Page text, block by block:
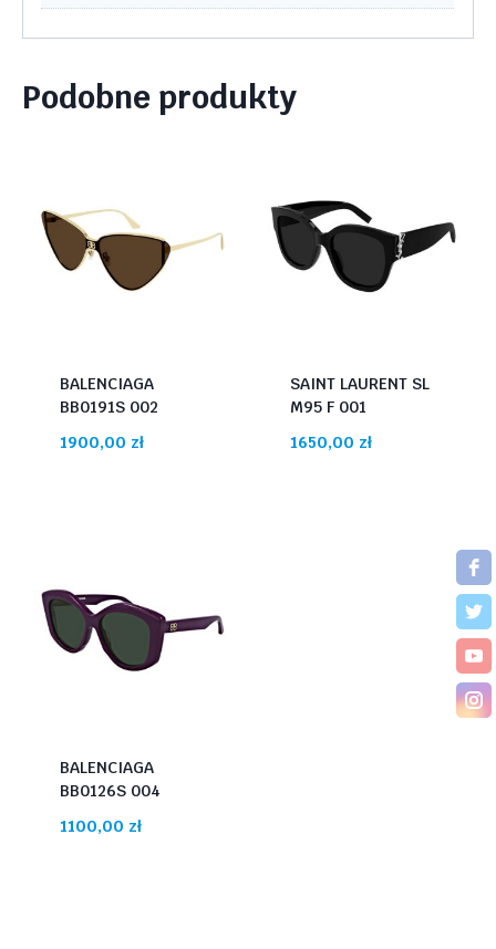
Podobne produkty
BALENCIAGA
BB0191S 002
1900,00 zł
SAINT LAURENT SL
M95 F 001
1650,00 zł
BALENCIAGA
BB0126S 004
1100,00 zł